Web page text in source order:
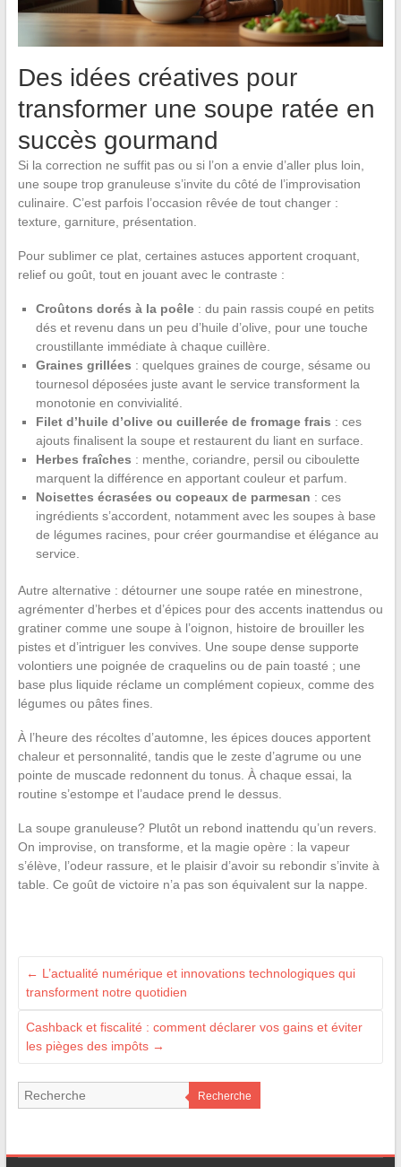
Des idées créatives pour
transformer une soupe ratée en
succès gourmand
Si la correction ne suffit pas ou si l’on a envie d’aller plus loin,
une soupe trop granuleuse s’invite du côté de l’improvisation
culinaire. C’est parfois l’occasion rêvée de tout changer :
texture, garniture, présentation.
Pour sublimer ce plat, certaines astuces apportent croquant,
relief ou goût, tout en jouant avec le contraste :
Croûtons dorés à la poêle: du pain rassis coupé en petits
dés et revenu dans un peu d’huile d’olive, pour une touche
croustillante immédiate à chaque cuillère.
Graines grillées : quelques graines de courge, sésame ou
tournesol déposées juste avant le service transforment la
monotonie en convivialité.
Filet d’huile d’olive ou cuillerée de fromage frais : ces
ajouts finalisent la soupe et restaurent du liant en surface.
Herbes fraîches : menthe, coriandre, persil ou ciboulette
marquent la différence en apportant couleur et parfum.
Noisettes écrasées ou copeaux de parmesan : ces
ingrédients s’accordent, notamment avec les soupes à base
de légumes racines, pour créer gourmandise et élégance au
service.
Autre alternative : détourner une soupe ratée en minestrone,
agrémenter d’herbes et d’épices pour des accents inattendus ou
gratiner comme une soupe à l’oignon, histoire de brouiller les
pistes et d’intriguer les convives. Une soupe dense supporte
volontiers une poignée de craquelins ou de pain toasté ; une
base plus liquide réclame un complément copieux, comme des
légumes ou pâtes fines.
À l’heure des récoltes d’automne, les épices douces apportent
chaleur et personnalité, tandis que le zeste d’agrume ou une
pointe de muscade redonnent du tonus. À chaque essai, la
routine s’estompe et l’audace prend le dessus.
La soupe granuleuse? Plutôt un rebond inattendu qu’un revers.
On improvise, on transforme, et la magie opère : la vapeur
s’élève, l’odeur rassure, et le plaisir d’avoir su rebondir s’invite à
table. Ce goût de victoire n’a pas son équivalent sur la nappe.
← L’actualité numérique et innovations technologiques qui
transforment notre quotidien
Cashback et fiscalité : comment déclarer vos gains et éviter
les pièges des impôts →
Recherche